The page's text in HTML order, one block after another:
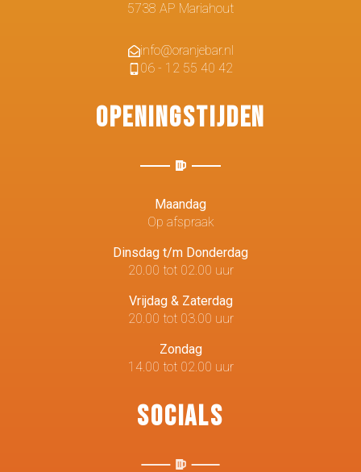
5738 AP Mariahout
info@oranjebar.nl
06 - 12 55 40 42
Openingstijden
Maandag
Op afspraak
Dinsdag t/m Donderdag
20.00 tot 02.00 uur
Vrijdag & Zaterdag
20.00 tot 03.00 uur
Zondag
14.00 tot 02.00 uur
Socials